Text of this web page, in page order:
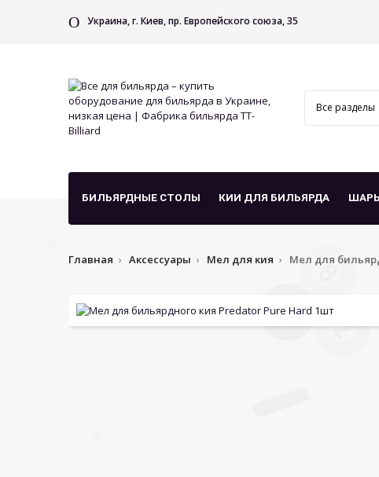
Украина, г. Киев, пр. Европейского союза, 35
БИЛЬЯРДНЫЕ СТОЛЫ КИИ ДЛЯ БИЛЬЯРДА
Главная Аксессуары Мел для кия Мел для